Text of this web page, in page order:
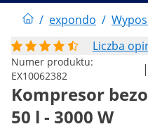
/ expondo /
Liczba
Numer produktu:
EX10062382
|
Kompresor
50 l - 3000 W